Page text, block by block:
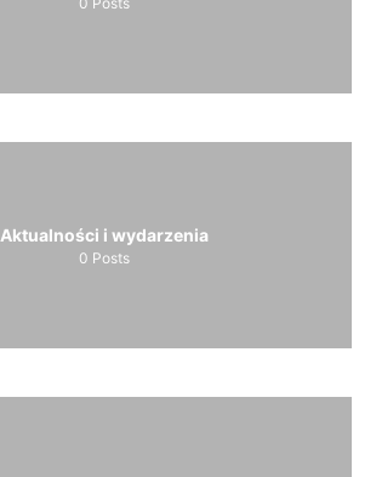
Aktualności i wydarzenia
0 Posts